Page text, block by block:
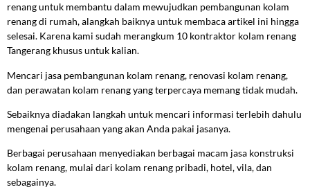
renang untuk membantu dalam mewujudkan pembangunan kolam
renang di rumah, alangkah baiknya untuk membaca artikel ini hingga
selesai. Karena kami sudah merangkum 10 kontraktor kolam renang
Tangerang khusus untuk kalian.
Mencari jasa pembangunan kolam renang, renovasi kolam renang,
dan perawatan kolam renang yang terpercaya memang tidak mudah.
Sebaiknya diadakan langkah untuk mencari informasi terlebih dahulu
mengenai perusahaan yang akan Anda pakai jasanya.
Berbagai perusahaan menyediakan berbagai macam jasa konstruksi
kolam renang, mulai dari kolam renang pribadi, hotel, vila, dan
sebagainya.